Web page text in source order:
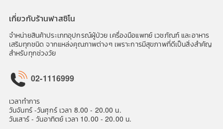
เกี่ยวกับร้านฟาสซิโน
จำหน่ายสินค้าประเภทอุปกรณ์ผู้ป่วย เครื่องมือแพทย์ เวชภัณฑ์ และอาหาร
เสริมทุกชนิด จากแหล่งคุณภาพต่างๆ เพราะการมีสุขภาพที่ดีเป็นสิ่งสำคัญ
สำหรับทุกช่วงวัย
02-1116999
เวลาทำการ
วันจันทร์ -วันศุกร์ เวลา 8.00 - 20.00 น.
วันเสาร์ - วันอาทิตย์ เวลา 10.00 - 20.00 น.